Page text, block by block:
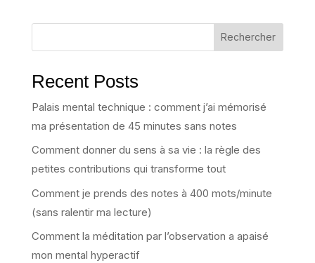
Rechercher
Recent Posts
Palais mental technique : comment j’ai mémorisé
ma présentation de 45 minutes sans notes
Comment donner du sens à sa vie : la règle des
petites contributions qui transforme tout
Comment je prends des notes à 400 mots/minute
(sans ralentir ma lecture)
Comment la méditation par l’observation a apaisé
mon mental hyperactif